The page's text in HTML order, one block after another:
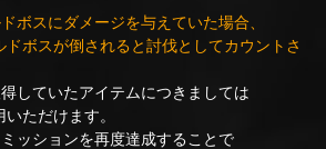
ボスにダメージを与えていた場合、
スが倒されると討伐としてカウントさ
ていたアイテムにつきましては
だけます。
ションを再度達成することで